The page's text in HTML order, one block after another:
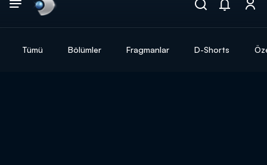
Tümü Bölümler Fragmanlar D-Shorts